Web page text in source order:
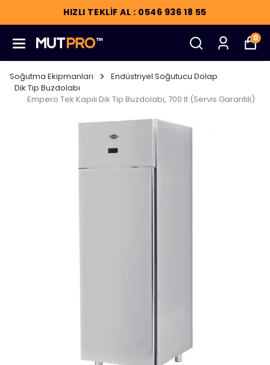
HIZLI TEKLİF AL : 0546 936 18 55
0
Soğutma Ekipmanları
Endüstriyel Soğutucu Dolap
Dik Tip Buzdolabı
Empero Tek Kapılı Dik Tip Buzdolabı, 700 lt (Servis Garantili)